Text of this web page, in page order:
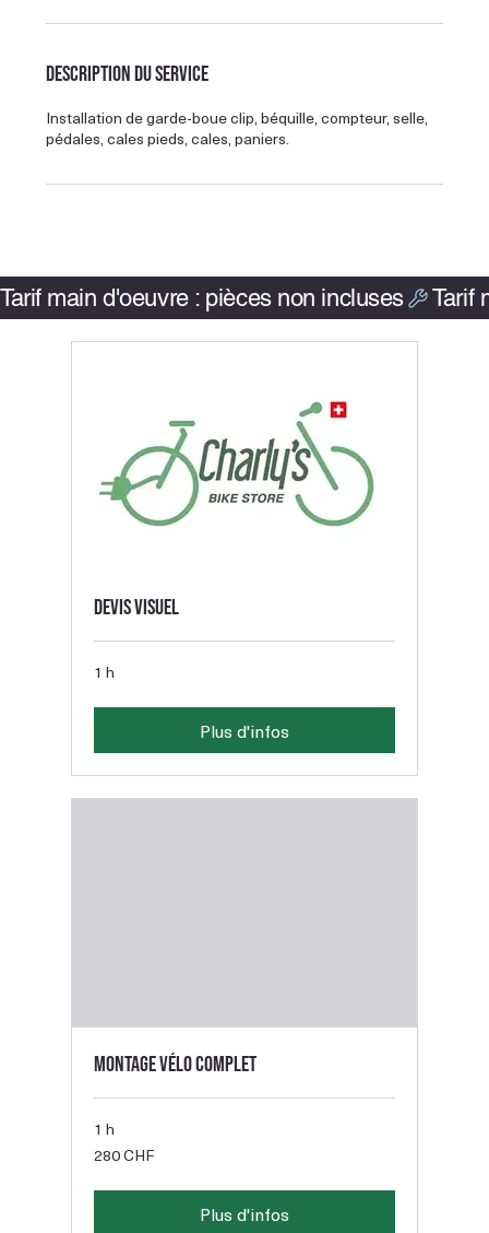
Description du service
Installation de garde-boue clip, béquille, compteur, selle,
pédales, cales pieds, cales, paniers.
Tarif main d'oeuvre : pièces non incluses
Devis visuel
1 h
Plus d'infos
Montage vélo complet
1 h
francs
280 CHF
Plus d'infos